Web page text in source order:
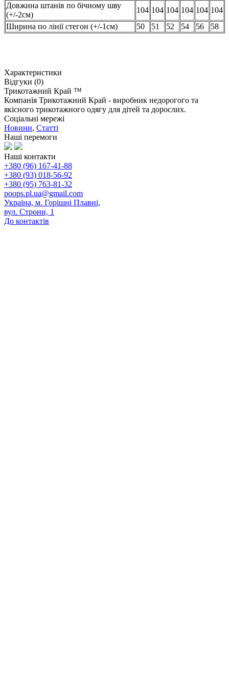
Довжина штанів по бічному шву
(+/-2см)
104 104 104 104 104 104
Ширина по лінії стегон (+/-1см)
50 51 52 54 56 58
Характеристики
Відгуки (0)
Трикотажний Край ™
Компанія Трикотажний Край - виробник недорогого та
якісного трикотажного одягу для дітей та дорослих.
Соціальні мережі
Новини, Статті
Наші перемоги
Наші контакти
+380 (96) 167-41-88
+380 (93) 018-56-92
+380 (95) 763-81-32
poops.pl.ua@gmail.com
Україна, м. Горішні Плавні,
вул. Строни, 1
До контактів